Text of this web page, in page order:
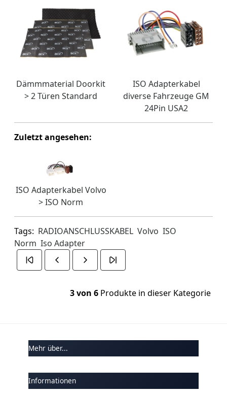
Dämmmaterial Doorkit
> 2 Türen Standard
ISO Adapterkabel
diverse Fahrzeuge GM
24Pin USA2
Zuletzt angesehen:
ISO Adapterkabel Volvo
> ISO Norm
Tags: RADIOANSCHLUSSKABEL Volvo ISO
Norm Iso Adapter
3 von 6 Produkte in dieser Kategorie
Mehr über...
Informationen